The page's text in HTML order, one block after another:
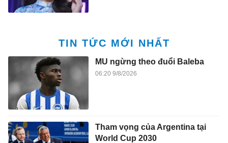
TIN TỨC MỚI NHẤT
MU ngừng theo đuổi Baleba
06:20 9/8/2026
Tham vọng của Argentina tại
World Cup 2030